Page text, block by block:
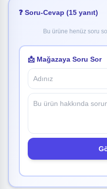
❓ Soru-Cevap (15 yanıt)
Bu ürüne henüz soru
📩 Mağazaya Soru Sor